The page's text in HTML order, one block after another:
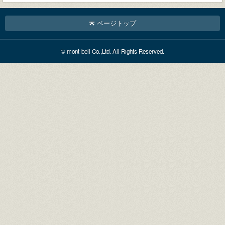
ページトップ
© mont-bell Co.,Ltd. All Rights Reserved.